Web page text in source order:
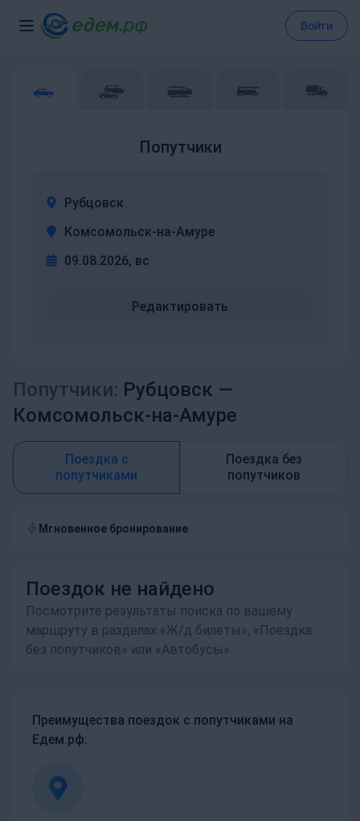
Войти
Попутчики
Рубцовск
Комсомольск-на-Амуре
09.08.2026, вс
Редактировать
Попутчики: Рубцовск —
Комсомольск-на-Амуре
Поездка с
попутчиками
Поездка без
попутчиков
Мгновенное бронирование
Поездок не найдено
Посмотрите результаты поиска по вашему
маршруту в разделах «Ж/д билеты», «Поездка
без попутчиков» или «Автобусы»
Преимущества поездок с попутчиками на
Едем.рф: